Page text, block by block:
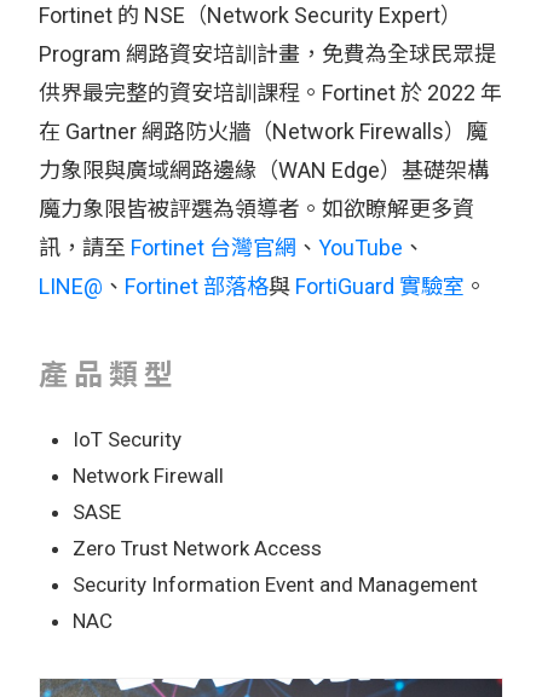
Fortinet 的 NSE（Network Security Expert）
Program 網路資安培訓計畫，免費為全球民眾提
供界最完整的資安培訓課程。Fortinet 於 2022 年
在 Gartner 網路防火牆（Network Firewalls）魔
力象限與廣域網路邊緣（WAN Edge）基礎架構
魔力象限皆被評選為領導者。如欲瞭解更多資
訊，請至 Fortinet 台灣官網 、 YouTube 、
LINE@ 、 Fortinet 部落格與 FortiGuard 實驗室 。
產品類型
IoT Security
Network Firewall
SASE
Zero Trust Network Access
Security Information Event and Management
NAC